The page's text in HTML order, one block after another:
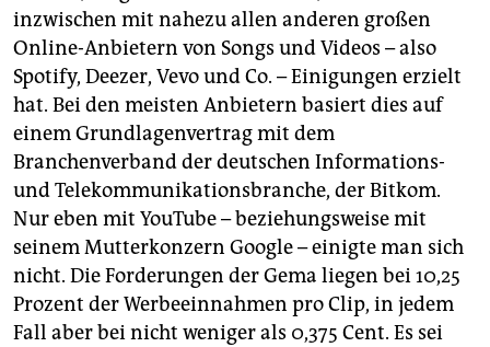
inzwischen mit nahezu allen anderen großen
Online-Anbietern von Songs und Videos – also
Spotify, Deezer, Vevo und Co. – Einigungen erzielt
hat. Bei den meisten Anbietern basiert dies auf
einem Grundlagenvertrag mit dem
Branchenverband der deutschen Informations-
und Telekommunikationsbranche, der Bitkom.
Nur eben mit YouTube – beziehungsweise mit
seinem Mutterkonzern Google – einigte man sich
nicht. Die Forderungen der Gema liegen bei 10,25
Prozent der Werbeeinnahmen pro Clip, in jedem
Fall aber bei nicht weniger als 0,375 Cent. Es sei